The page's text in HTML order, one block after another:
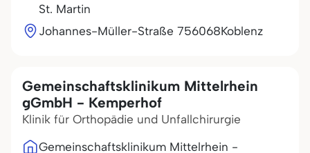
St. Martin
Johannes-Müller-Straße 756068Koblenz
Gemeinschaftsklinikum Mittelrhein
gGmbH - Kemperhof
Klinik für Orthopädie und Unfallchirurgie
Gemeinschaftsklinikum Mittelrhein -